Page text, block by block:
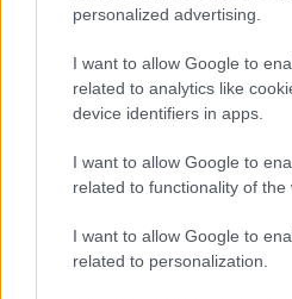
personalized advertising.
I want to allow Google to
related to analytics like
device identifiers in apps.
I want to allow Google to
related to functionality of the
I want to allow Google to
related to personalization.